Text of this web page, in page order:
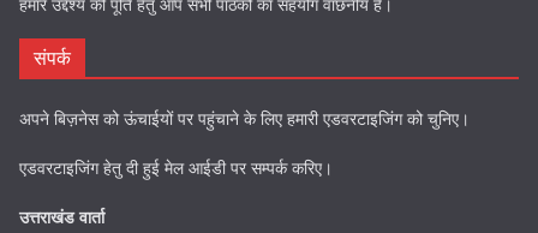
संपर्क
अपने बिज़नेस को ऊंचाईयों पर पहुंचाने के लिए हमारी एडवरटाइजिंग को चुनिए।
एडवरटाइजिंग हेतु दी हुई मेल आईडी पर सम्पर्क करिए।
उत्तराखंड वार्ता